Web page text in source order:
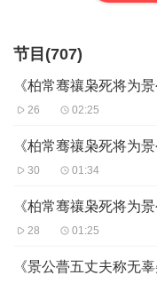
节目(707)
《柏常骞禳枭死将为
26 02:25
《柏常骞禳枭死将为
30 01:34
《柏常骞禳枭死将为
28 01:25
《景公瞢五丈夫称无